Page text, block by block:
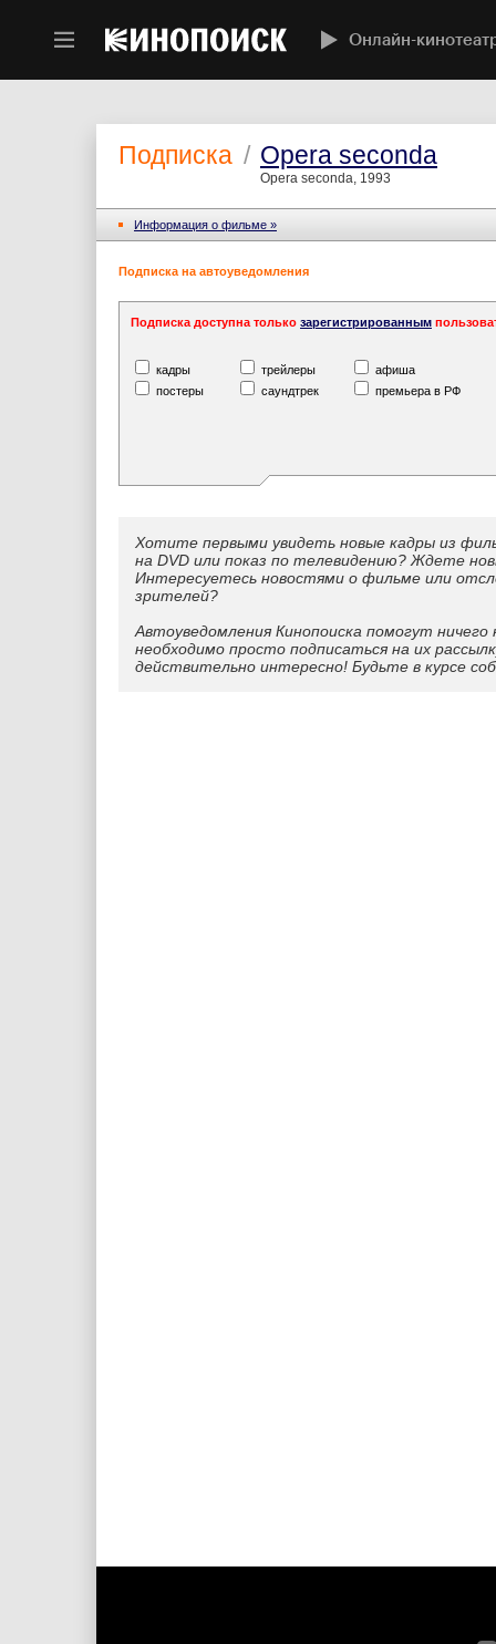
Онлайн-
Подписка / Opera seconda
Opera seconda, 1993
Информация o фильме »
Подписка на автоуведомления
Подписка доступна только зарегистрированным
кадры трейлеры
афиша
постеры
саундтрек премьера в РФ
Хотите первыми увидеть новые кадры из
на DVD или показ по телевидению? Ждете
Интересуетесь новостями о фильме или
зрителей?
Автоуведомления Кинопоиска помогут
необходимо просто подписаться на их
действительно интересно! Будьте в курсе